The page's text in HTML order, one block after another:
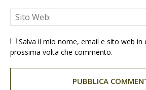
Salva il mio nome, email e sito web in
prossima volta che commento.